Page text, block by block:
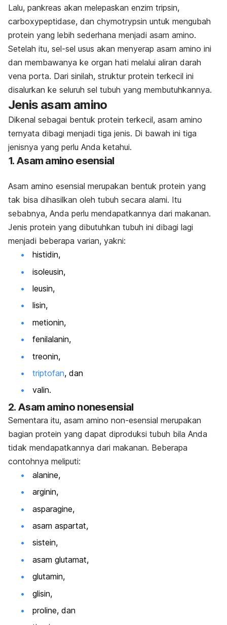
Lalu, pankreas akan melepaskan enzim tripsin,
carboxypeptidase, dan chymotrypsin untuk mengubah
protein yang lebih sederhana menjadi asam amino.
Setelah itu, sel-sel usus akan menyerap asam amino ini
dan membawanya ke organ hati melalui aliran darah
vena porta. Dari sinilah, struktur protein terkecil ini
disalurkan ke seluruh sel tubuh yang membutuhkannya.
Jenis asam amino
Dikenal sebagai bentuk protein terkecil, asam amino
ternyata dibagi menjadi tiga jenis. Di bawah ini tiga
jenisnya yang perlu Anda ketahui.
1. Asam amino esensial
Asam amino esensial merupakan bentuk protein yang
tak bisa dihasilkan oleh tubuh secara alami. Itu
sebabnya, Anda perlu mendapatkannya dari makanan.
Jenis protein yang dibutuhkan tubuh ini dibagi lagi
menjadi beberapa varian, yakni:
histidin,
isoleusin,
leusin,
lisin,
metionin,
fenilalanin,
treonin,
triptofan, dan
valin.
2. Asam amino nonesensial
Sementara itu, asam amino non-esensial merupakan
bagian protein yang dapat diproduksi tubuh bila Anda
tidak mendapatkannya dari makanan. Beberapa
contohnya meliputi:
alanine,
arginin,
asparagine,
asam aspartat,
sistein,
asam glutamat,
glutamin,
glisin,
proline, dan